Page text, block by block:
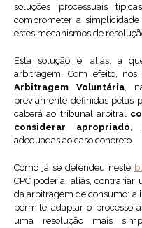
soluções processuais
comprometer a
estes mecanismos de
Esta solução é, aliás, a
arbitragem. Com efeito,
Arbitragem Voluntária,
previamente definidas pelas
caberá ao tribunal arbitral
considerar apropriado,
adequadas ao caso concreto.
Como já se defendeu neste
CPC poderia, aliás,
da arbitragem de consumo: a
permite adaptar o processo
uma resolução mais